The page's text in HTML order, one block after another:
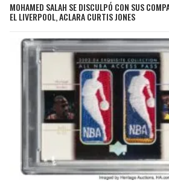
MOHAMED SALAH SE DISCULPÓ CON SUS
EL LIVERPOOL, ACLARA CURTIS JONES